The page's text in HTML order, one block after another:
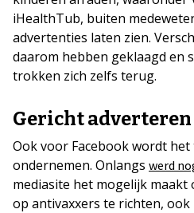
iHealthTub, buiten
advertenties laten zien.
daarom hebben geklaagd en
trokken zich zelfs terug.
Gericht adverteren
Ook voor Facebook wordt het
ondernemen. Onlangs werd
mediasite het mogelijk maakt
op antivaxxers te richten, ook